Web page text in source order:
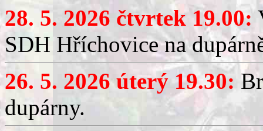
28. 5. 2026 čtvrtek 19.00:
SDH Hříchovice na
26. 5. 2026 úterý 19.30:
dupárny.